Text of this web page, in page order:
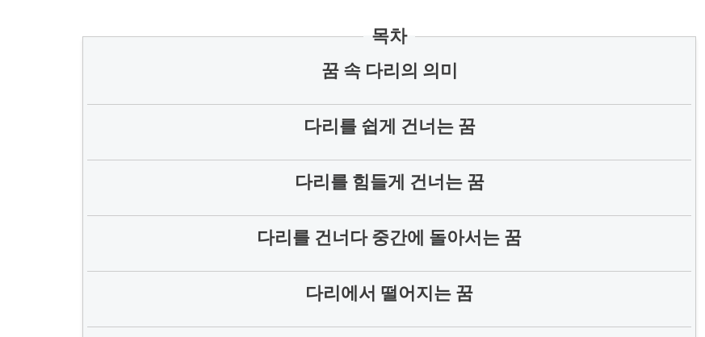
목차
꿈 속 다리의 의미
다리를 쉽게 건너는 꿈
다리를 힘들게 건너는 꿈
다리를 건너다 중간에 돌아서는 꿈
다리에서 떨어지는 꿈